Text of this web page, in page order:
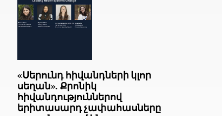
«Սերունդ հիվանդների կլոր
սեղան». Քրոնիկ
հիվանդություններով
երիտասարդ չափահասները